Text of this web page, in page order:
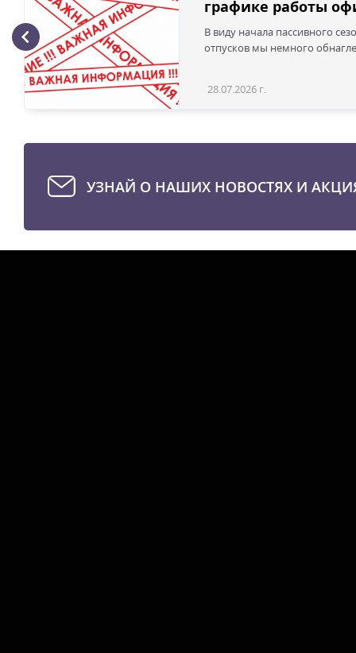
графике работы
В виду начала пассивного
отпусков мы немного
28.07.2026 г.
УЗНАЙ О НАШИХ НОВОСТЯХ И